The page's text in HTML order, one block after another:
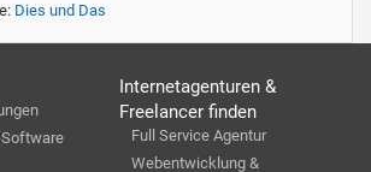
Dies und Das
Internetagenturen &
Freelancer finden
Full Service Agentur
Webentwicklung &